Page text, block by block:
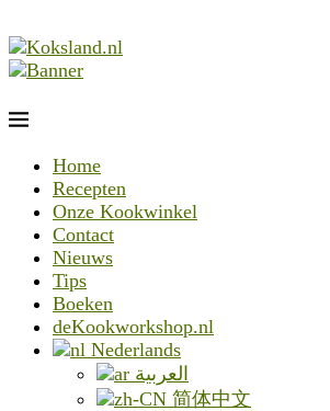
Home
Recepten
Onze Kookwinkel
Contact
Nieuws
Tips
Boeken
deKookworkshop.nl
Nederlands
العربية
简体中文